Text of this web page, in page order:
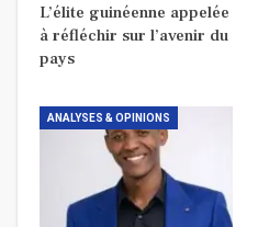
L’élite guinéenne appelée
à réfléchir sur l’avenir du
pays
ANALYSES & OPINIONS